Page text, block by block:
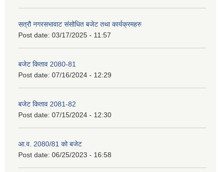
सत्रौ नगरसभावाट संसोधित बजेट तथा कार्यक्रमहरु
Post date: 03/17/2025 - 11:57
बजेट किताव 2080-81
Post date: 07/16/2024 - 12:29
बजेट किताव 2081-82
Post date: 07/15/2024 - 12:30
आ.व. 2080/81 को बजेट
Post date: 06/25/2023 - 16:58